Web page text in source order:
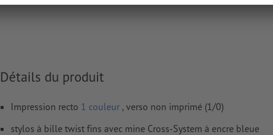
images et modèles JPEG ou TIFF ne conviennent pas
Détails du produit
Impression recto 1 couleur , verso non imprimé (1/0)
stylos à bille twist fins avec mine Cross-System à encre bleue